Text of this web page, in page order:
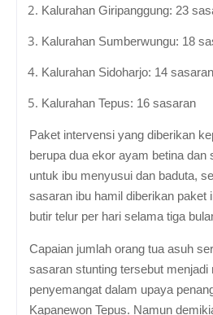
Kalurahan Giripanggung: 23
Kalurahan Sumberwungu: 18
Kalurahan Sidoharjo: 14 sasaran
Kalurahan Tepus: 16 sasaran
Paket intervensi yang diberikan
berupa dua ekor ayam betina dan
untuk ibu menyusui dan baduta,
sasaran ibu hamil diberikan paket
butir telur per hari selama tiga
Capaian jumlah orang tua asuh
sasaran stunting tersebut menjadi
penyemangat dalam upaya
Kapanewon Tepus. Namun